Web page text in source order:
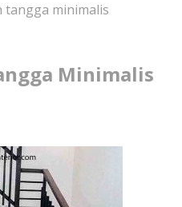
tangga minimalis
Minimalis